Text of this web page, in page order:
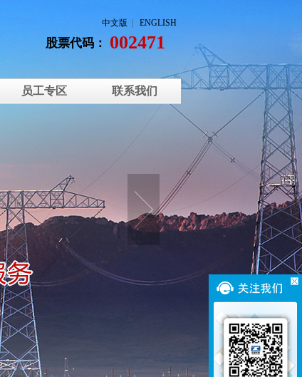
中文版 ENGLISH
股票代码： 002471
员工专区 联系我们